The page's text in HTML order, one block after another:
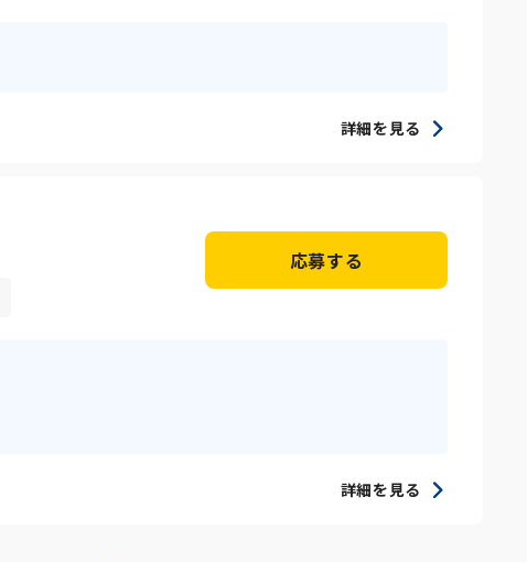
詳細を見る
応募する
詳細を見る